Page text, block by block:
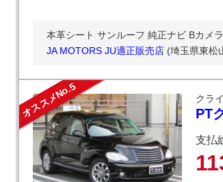
本革シート サンルーフ 純正ナビ Bカメ
JA MOTORS JU適正販売店 (埼玉県東松
オススメNo.5 クラ
PT
支払